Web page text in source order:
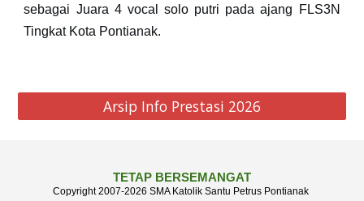
sebagai Juara 4 vocal solo putri pada ajang FLS3N
Tingkat Kota Pontianak.
Arsip Info Prestasi 2026
TETAP BERSEMANGAT
Copyright 2007-2026 SMA Katolik Santu Petrus Pontianak